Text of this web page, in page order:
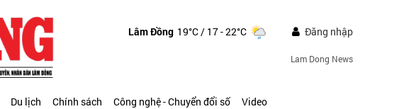
Lâm Đồng 19°C/ 17 - 22°C Đăng nhập
Lam Dong News
Du lịch Chính sách Công nghệ - Chuyển đổi số Video